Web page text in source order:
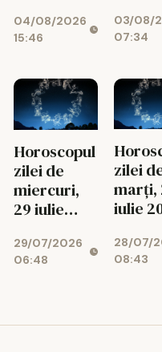
04/08/2026
15:46
03/08/
07:34
Horoscopul
zilei de
miercuri,
29 iulie
29/07/2026
06:48
zilei
marți,
iulie
28/07/
08:43